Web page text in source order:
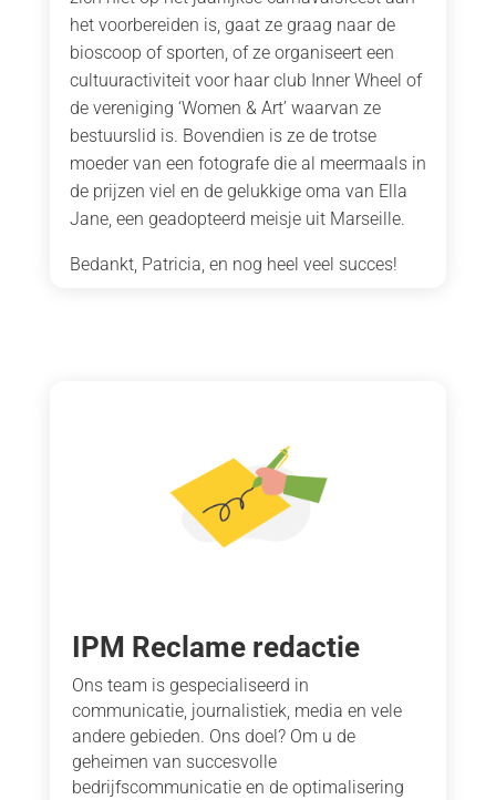
het voorbereiden is, gaat ze graag naar de
bioscoop of sporten, of ze organiseert een
cultuuractiviteit voor haar club Inner Wheel of
de vereniging ‘Women & Art’ waarvan ze
bestuurslid is. Bovendien is ze de trotse
moeder van een fotografe die al meermaals in
de prijzen viel en de gelukkige oma van Ella
Jane, een geadopteerd meisje uit Marseille.
Bedankt, Patricia, en nog heel veel succes!
IPM Reclame redactie
Ons team is gespecialiseerd in
communicatie, journalistiek, media en vele
andere gebieden. Ons doel? Om u de
geheimen van succesvolle
bedrijfscommunicatie en de optimalisering